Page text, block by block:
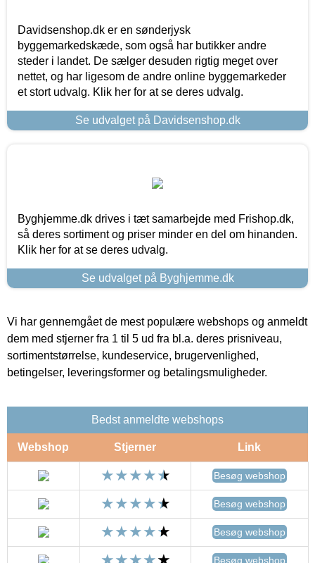
Davidsenshop.dk er en sønderjysk
byggemarkedskæde, som også har butikker andre
steder i landet. De sælger desuden rigtig meget over
nettet, og har ligesom de andre online byggemarkeder
et stort udvalg. Klik her for at se deres udvalg.
Se udvalget på Davidsenshop.dk
Byghjemme.dk drives i tæt samarbejde med Frishop.dk,
så deres sortiment og priser minder en del om hinanden.
Klik her for at se deres udvalg.
Se udvalget på Byghjemme.dk
Vi har gennemgået de mest populære webshops og anmeldt
dem med stjerner fra 1 til 5 ud fra bl.a. deres prisniveau,
sortimentstørrelse, kundeservice, brugervenlighed,
betingelser, leveringsformer og betalingsmuligheder.
Bedst anmeldte webshops
Webshop Stjerner Link
Besøg webshop
Besøg webshop
Besøg webshop
Besøg webshop